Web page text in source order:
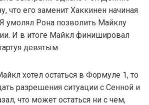
что его заменит Хаккинен начиная
умолял Рона позволить Майклу
И в итоге Майкл финишировал
девятым.
хотел остаться в Формуле 1, то
разрешения ситуации с Сенной и
что может остаться ни с чем,